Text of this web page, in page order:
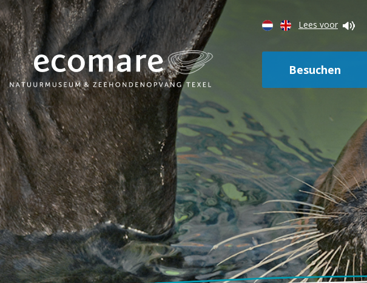
Lees voor
Besuchen